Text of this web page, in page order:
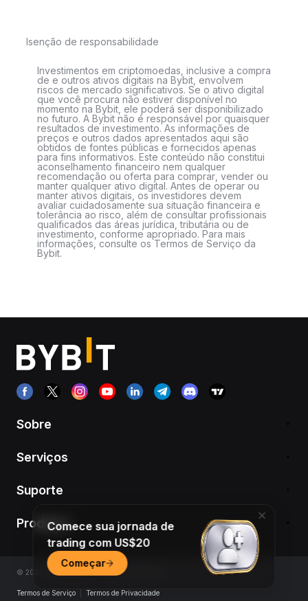
Isenção de responsabilidade
Investimentos em criptomoedas, inclusive a compra
de e outros ativos digitais na Bybit, envolvem
riscos de mercado significativos. Se o ativo digital
que você procura não estiver disponível no
momento na Bybit, ele poderá ser disponibilizado
no futuro. A Bybit não é responsável por quaisquer
resultados de investimento. As informações de
preços e outros dados apresentados aqui são
obtidos de fontes públicas e fornecidos apenas
para fins informativos. Este conteúdo não constitui
aconselhamento financeiro nem qualquer
recomendação ou oferta para comprar, vender ou
manter qualquer ativo digital. Antes de operar ou
manter ativos digitais, os investidores devem
avaliar cuidadosamente sua situação financeira e
tolerância ao risco, além de consultar profissionais
qualificados das áreas jurídica, tributária ou de
investimento, conforme apropriado. Para mais
informações, consulte os Termos de Serviço da
Bybit.
Sobre
Serviços
Suporte
Produtos
© 2018-2026 Bybit.com. All rights reserved.
Termos de Serviço Termos de Privacidade
Comece sua jornada de
trading com US$20
Começar